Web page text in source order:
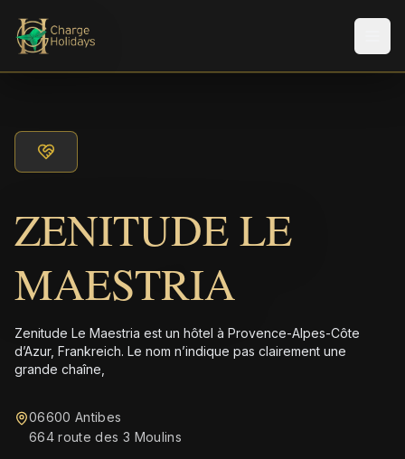
ZENITUDE LE
MAESTRIA
Zenitude Le Maestria est un hôtel à Provence-Alpes-Côte
d’Azur, Frankreich. Le nom n’indique pas clairement une
grande chaîne,
06600 Antibes
664 route des 3 Moulins